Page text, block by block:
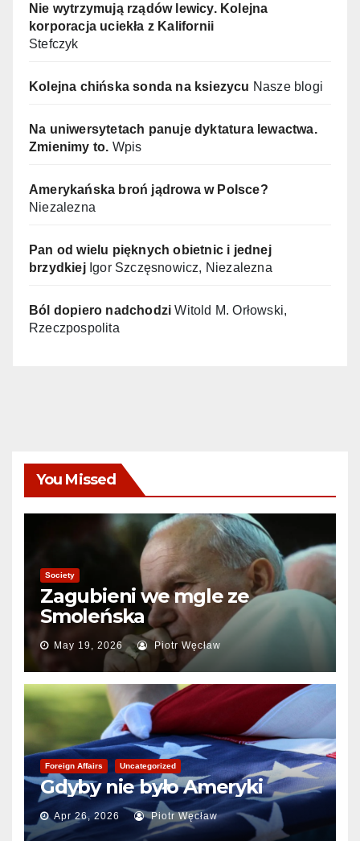
Nie wytrzymują rządów lewicy. Kolejna
korporacja uciekła z Kalifornii
Stefczyk
Kolejna chińska sonda na ksiezycu Nasze blogi
Na uniwersytetach panuje dyktatura lewactwa.
Zmienimy to. Wpis
Amerykańska broń jądrowa w Polsce?
Niezalezna
Pan od wielu pięknych obietnic i jednej
brzydkiejIgor Szczęsnowicz, Niezalezna
Ból dopiero nadchodzi Witold M. Orłowski,
Rzeczpospolita
You Missed
Society
Zagubieni we mgle ze
Smoleńska
May 19, 2026 Piotr Węcław
Foreign Affairs Uncategorized
Gdyby nie było Ameryki
Apr 26, 2026 Piotr Węcław